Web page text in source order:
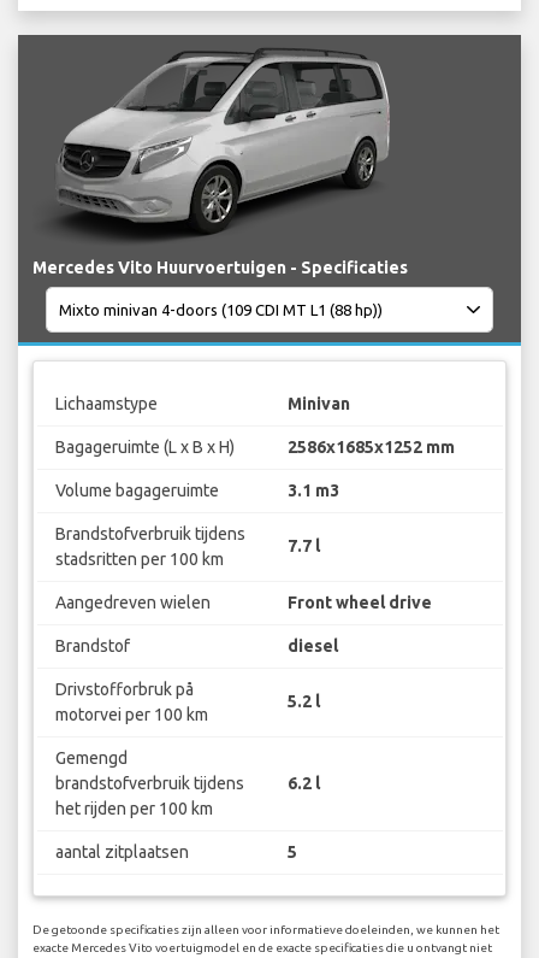
Mercedes Vito Huurvoertuigen - Specificaties
Lichaamstype Minivan
Bagageruimte (L x B x H) 2586x1685x1252 mm
Volume bagageruimte 3.1 m3
Brandstofverbruik tijdens
stadsritten per 100 km
7.7 l
Aangedreven wielen Front wheel drive
Brandstof diesel
Drivstofforbruk på
motorvei per 100 km
5.2 l
Gemengd
brandstofverbruik tijdens
het rijden per 100 km
6.2 l
aantal zitplaatsen 5
De getoonde specificaties zijn alleen voor informatieve doeleinden, we kunnen het
exacte Mercedes Vito voertuigmodel en de exacte specificaties die u ontvangt niet